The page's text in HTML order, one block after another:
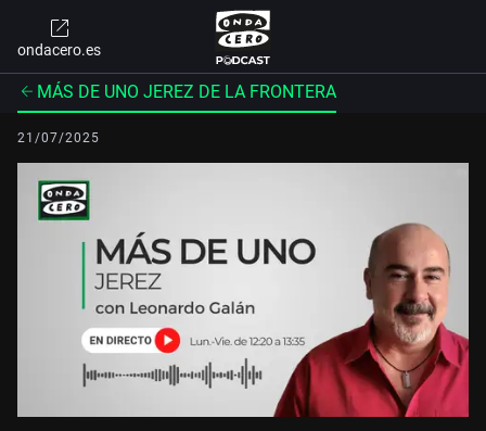
ondacero.es
MÁS DE UNO JEREZ DE LA FRONTERA
21/07/2025